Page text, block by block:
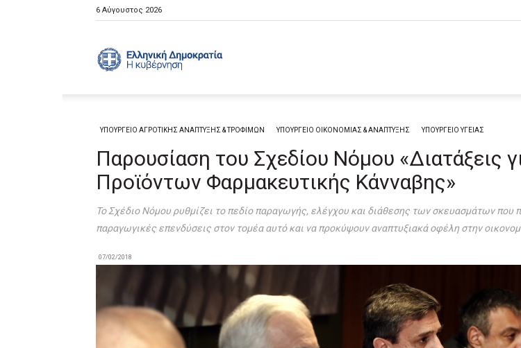
6 Αύγουστος 2026
Κυβέρνηση
ΥΠΟΥΡΓΕΙΟ ΑΓΡΟΤΙΚΗΣ ΑΝΑΠΤΥΞΗΣ & ΤΡΟΦΙΜΩΝ ΥΠΟΥΡΓΕΙΟ ΟΙΚΟΝΟΜΙΑΣ & ΑΝΑΠΤΥΞΗΣ ΥΠΟΥΡΓΕΙΟ ΥΓΕΙΑΣ
Παρουσίαση του Σχεδίου Νόμου «Διατάξεις
Προϊόντων Φαρμακευτικής Κάνναβης»
Το Σχέδιο Νόμου ρυθμίζει το πεδίο παραγωγής, ελέγχου και διάθεσης των σκευασμάτων
παραγωγικές επενδύσεις στον τομέα αυτό και να προκύψουν αναπτυξιακά οφέλη στην
07/02/2018